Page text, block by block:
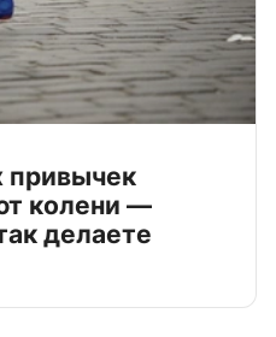
привычек
колени —
делаете